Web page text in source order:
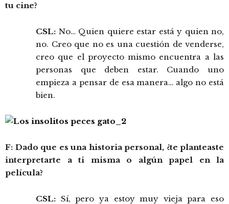
tu cine?
CSL: No… Quien quiere estar está y quien no,
no. Creo que no es una cuestión de venderse,
creo que el proyecto mismo encuentra a las
personas que deben estar. Cuando uno
empieza a pensar de esa manera… algo no está
bien.
F: Dado que es una historia personal, ¿te planteaste
interpretarte a ti misma o algún papel en la
película?
CSL: Sí, pero ya estoy muy vieja para eso